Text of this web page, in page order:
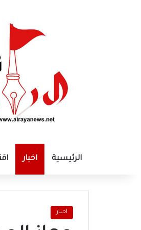
الرئيسية اخبار
اخبار